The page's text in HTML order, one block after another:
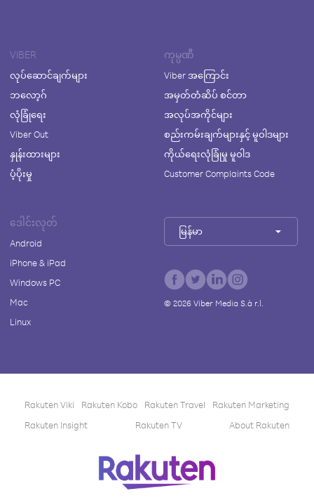
VIBER
လုပ်ဆောင်ချက်များ
ဘလော့ဂ်
လုံခြုံရေး
Viber Out
နှုန်းထားများ
ပံ့ပိုးမှု
ကုမ္ပဏီ
Viber အကြောင်း
အမှတ်တံဆိပ် စင်တာ
အလုပ်အကိုင်များ
စည်းကမ်းချက်များနှင့် မူဝါဒများ
ကိုယ်ရေးလုံခြုံမှု မူဝါဒ
Customer Complaints Code
ဒေါင်းလုတ်
Android
iPhone & iPad
Windows PC
Mac
Linux
မြန်မာ
© 2026Viber Media S.à r.l.
Rakuten Viki Rakuten Kobo Rakuten Travel
Rakuten Marketing
Rakuten Insight
Rakuten TV About Rakuten